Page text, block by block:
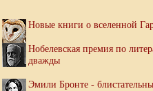
Новые книги о вселенной
Нобелевская премия по
дважды
Эмили Бронте -